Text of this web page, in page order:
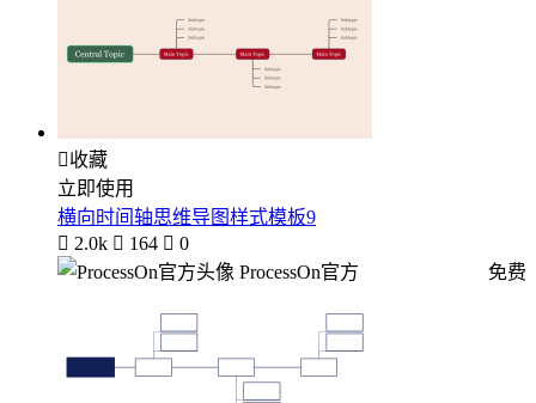
收藏
立即使用
横向时间轴思维导图样式模板9
 2.0k  164  0
ProcessOn官方
免费